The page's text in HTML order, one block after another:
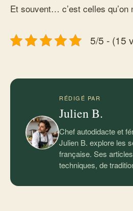
Et souvent… c’est celles qu’on
5/5 - (15
RÉDIGÉ PAR
Julien B.
Chef autodidacte et
Julien B. explore les
française. Ses
techniques, de